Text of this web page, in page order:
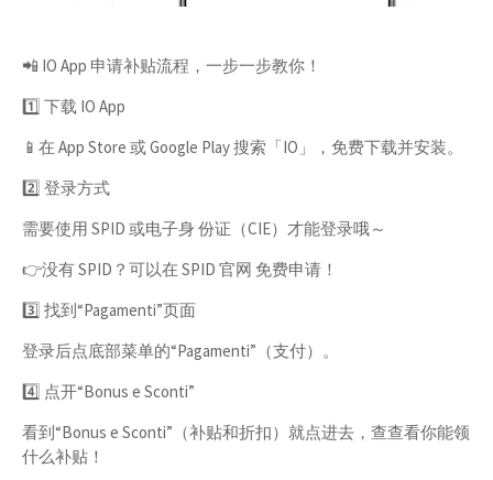
📲 IO App 申请补贴流程，一步一步教你！
1️⃣ 下载 IO App
📱在 App Store 或 Google Play 搜索「IO」，免费下载并安装。
2️⃣ 登录方式
需要使用 SPID 或电子身 份证（CIE）才能登录哦～
👉没有 SPID？可以在 SPID 官网 免费申请！
3️⃣ 找到“Pagamenti”页面
登录后点底部菜单的“Pagamenti”（支付）。
4️⃣ 点开“Bonus e Sconti”
看到“Bonus e Sconti”（补贴和折扣）就点进去，查查看你能领
什么补贴！